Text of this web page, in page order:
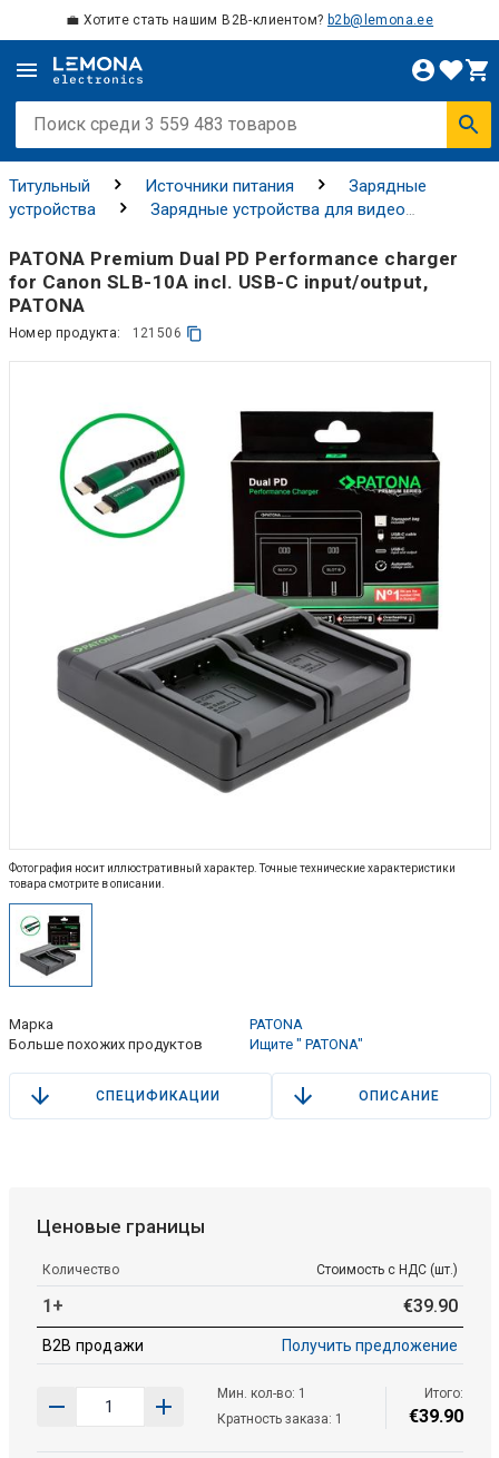
💼 Хотите стать нашим B2B-клиентом? b2b@lemona.ee
Титульный Источники питания
Зарядные
устройства
Зарядные устройства для видео
PATONA Premium Dual PD Performance charger
for Canon SLB-10A incl. USB-C input/output,
PATONA
Номер продукта: 121506
Фотография носит иллюстративный характер. Точные технические характеристики
товара смотрите в описании.
Марка
PATONA
Больше похожих продуктов
Ищите " PATONA"
СПЕЦИФИКАЦИИ ОПИСАНИЕ
Ценовые границы
Количество Стоимость с НДС (шт.)
1+ €39.90
B2B продажи Получить предложение
Мин. кол-во: 1
Кратность заказа: 1
Итого:
€39.90